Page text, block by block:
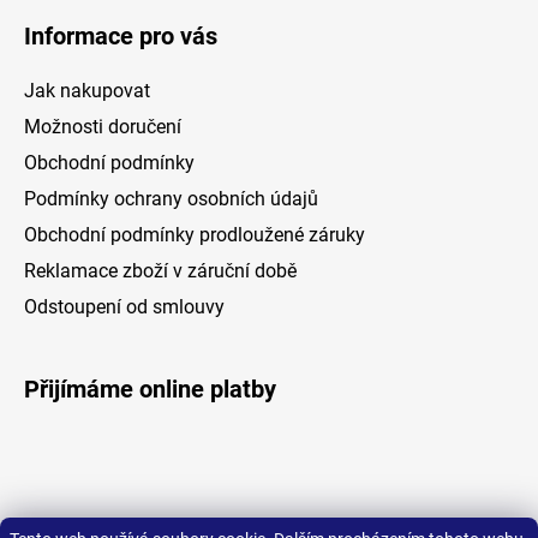
Informace pro vás
Jak nakupovat
Možnosti doručení
Obchodní podmínky
Podmínky ochrany osobních údajů
Obchodní podmínky prodloužené záruky
Reklamace zboží v záruční době
Odstoupení od smlouvy
Přijímáme online platby